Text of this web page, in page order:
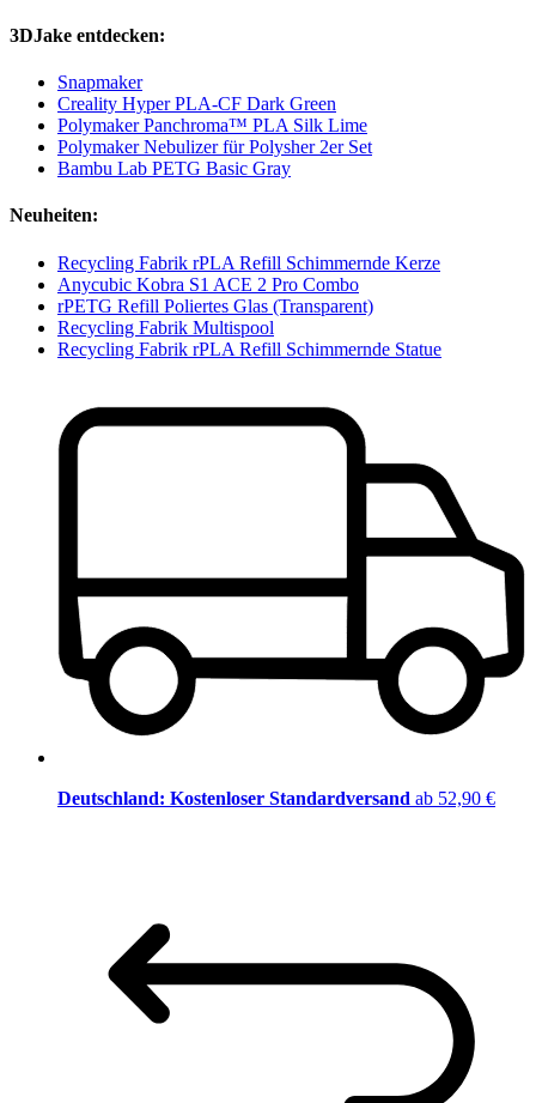
3DJake entdecken:
Snapmaker
Creality Hyper PLA-CF Dark Green
Polymaker Panchroma™ PLA Silk Lime
Polymaker Nebulizer für Polysher 2er Set
Bambu Lab PETG Basic Gray
Neuheiten:
Recycling Fabrik rPLA Refill Schimmernde Kerze
Anycubic Kobra S1 ACE 2 Pro Combo
rPETG Refill Poliertes Glas (Transparent)
Recycling Fabrik Multispool
Recycling Fabrik rPLA Refill Schimmernde Statue
Deutschland: Kostenloser Standardversand ab 52,90 €